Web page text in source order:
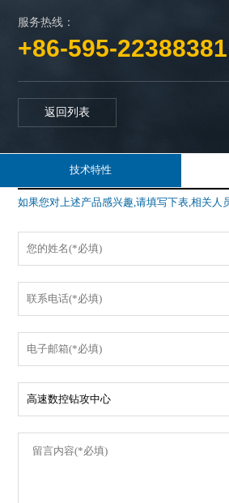
服务热线：
+86-595-22388381
返回列表
技术特性
如果您对上述产品感兴趣,请填写下表,相关人